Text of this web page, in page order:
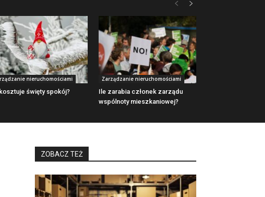
nieruchomościami
święty spokój?
Zarządzanie nieruchomościami
Ile zarabia członek zarządu
wspólnoty mieszkaniowej?
ZOBACZ TEŻ